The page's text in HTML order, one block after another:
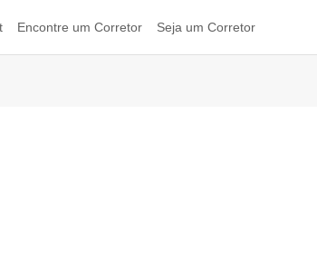
Encontre um Corretor Seja um Corretor